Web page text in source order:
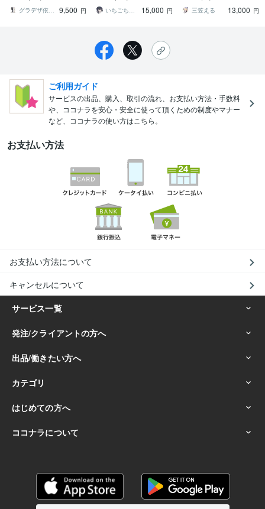
D、ゲーム、コミック、ア
ニメ等
グラデザ依頼 ※活動名（グラデザねっこ）
9,500 円
やかで見栄えの良いイラ
ストが得意です！
いちごちよこ
15,000 円
D,YouTube、歌ってみたな
ども三笠える
13,000 円
ご利用ガイド
サービスの出品、購入、取引の流れ、お支払い方法・手数料
や、ココナラを安心・安全に使って頂くための制度やマナー
など、ココナラの使い方はこちら。
お支払い方法
お支払い方法について
キャンセルについて